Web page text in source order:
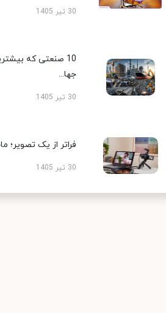
30 تیر 1405
10 صنعتی که
جها...
30 تیر 1405
فراتر از یک تصویر؛
30 تیر 1405